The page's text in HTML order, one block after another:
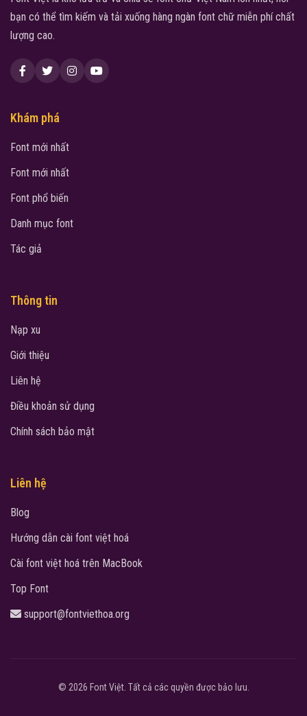
bạn có thể tìm kiếm và tải xuống hàng ngàn font chữ miễn phí chất
lượng cao.
Khám phá
Font mới nhất
Font mới nhất
Font phổ biến
Danh mục font
Tác giả
Thông tin
Nạp xu
Giới thiệu
Liên hệ
Điều khoản sử dụng
Chính sách bảo mật
Liên hệ
Blog
Hướng dẫn cài font việt hoá
Cài font việt hoá trên MacBook
Top Font
support@fontviethoa.org
© 2026 Font Việt. Tất cả các quyền được bảo lưu.